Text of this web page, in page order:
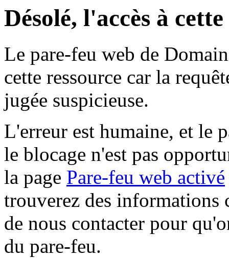
Désolé, l'accès à
Le pare-feu web de
cette ressource car la
jugée suspicieuse.
L'erreur est humaine, et le
le blocage n'est pas
la page Pare-feu web activé
trouverez des informations
de nous contacter pour
du pare-feu.